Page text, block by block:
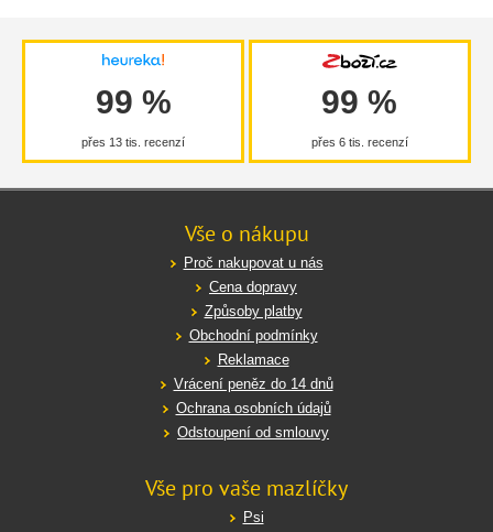
99 %
přes 13 tis. recenzí
99 %
přes 6 tis. recenzí
Vše o nákupu
Proč nakupovat u nás
Cena dopravy
Způsoby platby
Obchodní podmínky
Reklamace
Vrácení peněz do 14 dnů
Ochrana osobních údajů
Odstoupení od smlouvy
Vše pro vaše mazlíčky
Psi